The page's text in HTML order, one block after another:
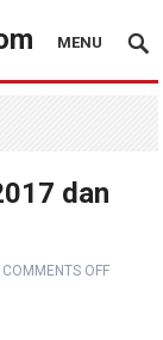
MENU
dan
COMMENTS OFF